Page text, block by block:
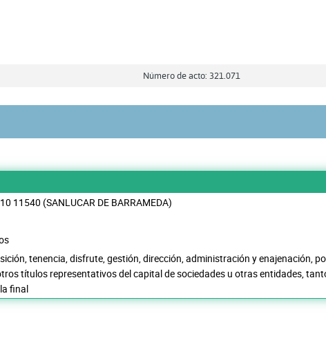
Número de acto: 321.071
11540 (SANLUCAR DE BARRAMEDA)
tenencia, disfrute, gestión, dirección, administración y enajenación,
títulos representativos del capital de sociedades u otras entidades,
final